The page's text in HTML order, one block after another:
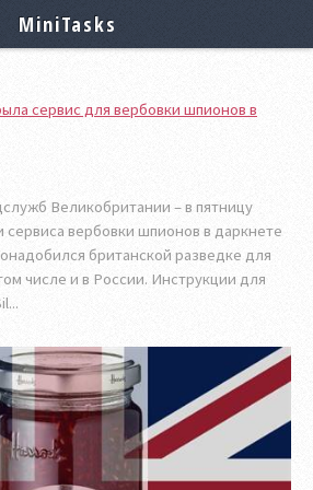
сервис для вербовки шпионов в
Великобритании – в пятницу
вербовки шпионов в даркнете
британской разведке для
числе и в России. Инструкции для
MiniTasks